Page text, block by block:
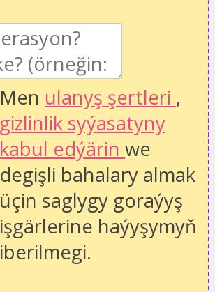
Men ulanyş şertleri ,
gizlinlik syýasatyny
kabul edýärin we
degişli bahalary almak
üçin saglygy goraýyş
işgärlerine haýyşymyň
iberilmegi.